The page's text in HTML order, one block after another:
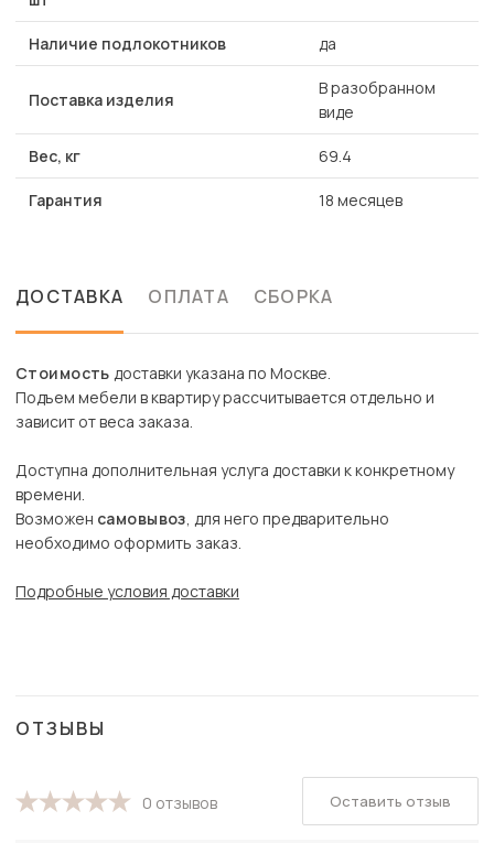
Наличие подлокотников да
Поставка изделия
В разобранном
виде
Вес, кг 69.4
Гарантия 18 месяцев
ДОСТАВКА ОПЛАТА СБОРКА
Стоимость доставки указана по Москве.
Подъем мебели в квартиру рассчитывается отдельно и
зависит от веса заказа.
Доступна дополнительная услуга доставки к конкретному
времени.
Возможен самовывоз, для него предварительно
необходимо оформить заказ.
Подробные условия доставки
ОТЗЫВЫ
0 отзывов Оставить отзыв